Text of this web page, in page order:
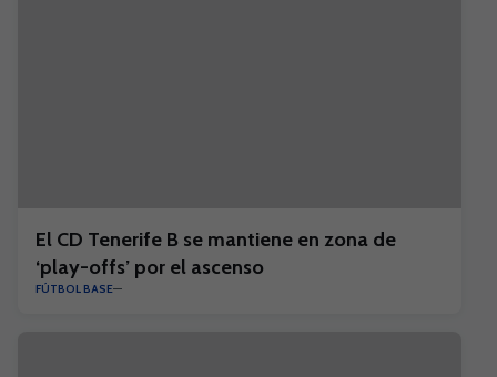
El CD Tenerife B se mantiene en zona de
‘play-offs’ por el ascenso
FÚTBOL BASE